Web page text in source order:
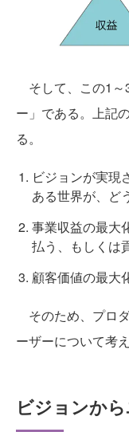
そして、この1～
ー」である。上記
る。
ビジョンが実
ある世界が、ど
事業収益の最大
払う、もしくは
顧客価値の最大
そのため、プロ
ーザーについて考
ビジョンか